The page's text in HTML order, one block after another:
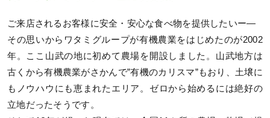
ご来店されるお客様に安全・安心な食べ物を提供したいー―
その思いからワタミグループが有機農業をはじめたのが2002
年。ここ山武の地に初めて農場を開設しました。山武地方は
古くから有機農業がさかんで”有機のカリスマ”もおり、土壌に
もノウハウにも恵まれたエリア。ゼロから始めるには絶好の
立地だったそうです。